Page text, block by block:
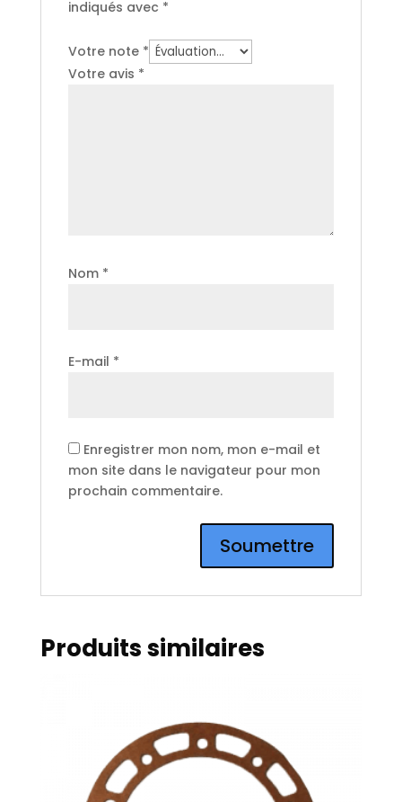
indiqués avec *
Votre note *
Votre avis *
Nom *
E-mail *
Enregistrer mon nom, mon e-mail et
mon site dans le navigateur pour mon
prochain commentaire.
Produits similaires